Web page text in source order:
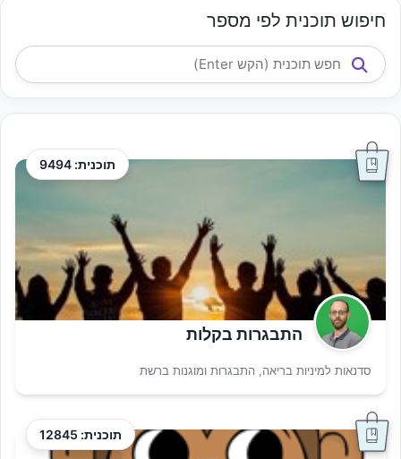
חיפוש תוכנית לפי מספר
תוכנית: 9494
התבגרות בקלות
סדנאות למיניות בריאה, התבגרות ומוגנות ברשת
תוכנית: 12845